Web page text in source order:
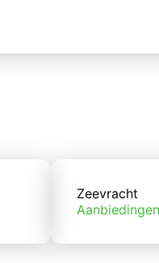
Zeevracht